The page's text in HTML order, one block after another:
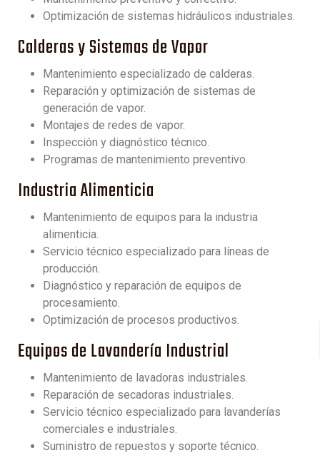
Optimización de sistemas hidráulicos industriales.
Calderas y Sistemas de Vapor
Mantenimiento especializado de calderas.
Reparación y optimización de sistemas de
generación de vapor.
Montajes de redes de vapor.
Inspección y diagnóstico técnico.
Programas de mantenimiento preventivo.
Industria Alimenticia
Mantenimiento de equipos para la industria
alimenticia.
Servicio técnico especializado para líneas de
producción.
Diagnóstico y reparación de equipos de
procesamiento.
Optimización de procesos productivos.
Equipos de Lavandería Industrial
Mantenimiento de lavadoras industriales.
Reparación de secadoras industriales.
Servicio técnico especializado para lavanderías
comerciales e industriales.
Suministro de repuestos y soporte técnico.